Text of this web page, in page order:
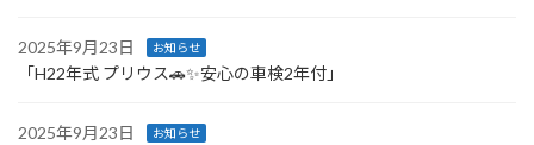
2025年9月23日 お知らせ
「H22年式 プリウス🚗✨安心の車検2年付」
2025年9月23日 お知らせ